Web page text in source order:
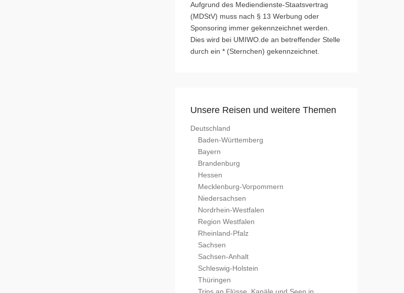
Aufgrund des Mediendienste-Staatsvertrag
(MDStV) muss nach § 13 Werbung oder
Sponsoring immer gekennzeichnet werden.
Dies wird bei UMIWO.de an betreffender Stelle
durch ein * (Sternchen) gekennzeichnet.
Unsere Reisen und weitere Themen
Deutschland
Baden-Württemberg
Bayern
Brandenburg
Hessen
Mecklenburg-Vorpommern
Niedersachsen
Nordrhein-Westfalen
Region Westfalen
Rheinland-Pfalz
Sachsen
Sachsen-Anhalt
Schleswig-Holstein
Thüringen